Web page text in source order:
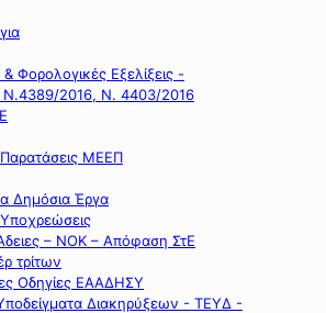
Φορολογικές Εξελίξεις -
2016, Ν. 4403/2016
ΜΕΕΠ
Δημόσια Έργα
– ΝΟΚ – Απόφαση ΣτΕ
τρίτων
Οδηγίες ΕΑΑΔΗΣΥ
Διακηρύξεων - ΤΕΥΔ -